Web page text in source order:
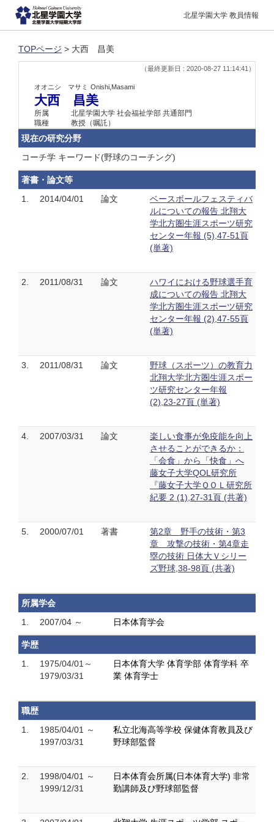
北星学園大学 教員情報
TOPページ > 大西 昌美
（最終更新日 : 2020-08-27 11:14:41）
オオニシ マサミ Onishi,Masami
大西 昌美
所属
北星学園大学 社会福祉学部 共通部門
職種
教授（嘱託）
現在の研究分野
コーチ学 キーワード(野球のコーチング)
著書・論文等
1.
2014/04/01 論文
ベースボールフェスティバ
ルについての報告 北翔大
学北方圏生涯スポーツ研究
センター年報 (5),47-51頁
(単著)
2. 2011/08/31 論文
ハワイにおける野球選手育
成についての報告 北翔大
学北方圏生涯スポーツ研究
センター年報 (2),47-55頁
(単著)
3. 2011/08/31 論文
野球（スポーツ）の教育力
北翔大学北方圏生涯スポー
ツ研究センター年報
(2),23-27頁 (単著)
4. 2007/03/31 論文
楽しい食事が免疫能を向上
させることができるか：
「会食」から「快食」へ
藤女子大学QOL研究所
『藤女子大学ＱＯＬ研究所
紀要 2 (1),27-31頁 (共著)
5. 2000/07/01 著書
第2章 野手の技術・第3
章 攻撃の技術・第4章走
塁の技術 日体大Ｖシリー
ズ野球,38-98頁 (共著)
所属学会
1.
2007/04 ～ 日本体育学会
学歴
1.
1975/04/01～
1979/03/31
日本体育大学 体育学部 体育学科 卒
業 体育学士
職歴
1.
1985/04/01 ～
1997/03/31
私立北海高等学校 保健体育教員及び
野球部監督
2.
1998/04/01 ～
1999/12/31
日本体育会所属(日本体育大学) 非常
勤講師及び野球部監督